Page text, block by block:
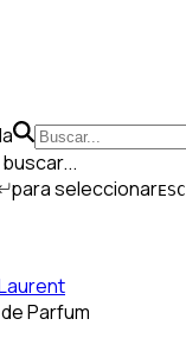
para seleccionarESC
de Parfum